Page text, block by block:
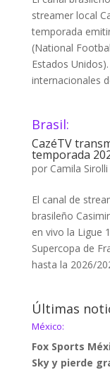
streamer local
temporada
(National
Estados
internacionales
Brasil:
CazéTV
temporada
por Camila Sirolli
El canal de
brasileño
en vivo la Ligue
Supercopa de
hasta la 2026/
Últimas
México:
Fox Sports
Sky y pierde